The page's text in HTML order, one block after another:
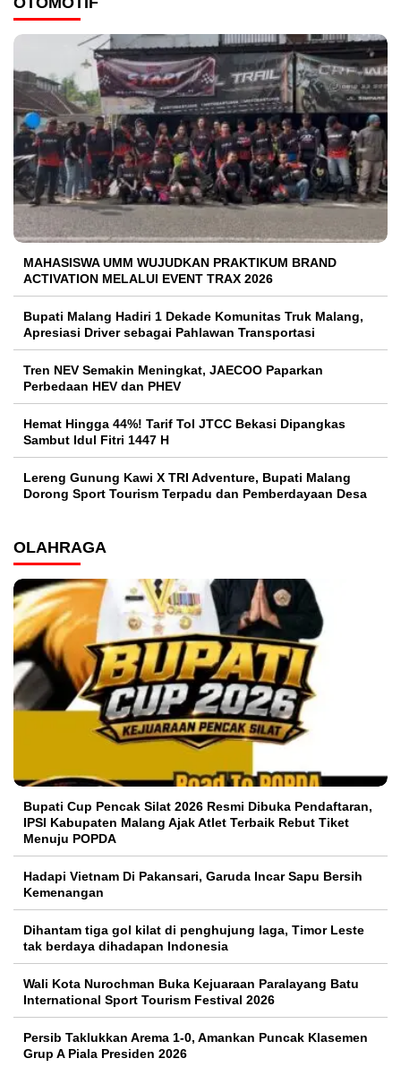
MAHASISWA UMM WUJUDKAN PRAKTIKUM BRAND
ACTIVATION MELALUI EVENT TRAX 2026
Bupati Malang Hadiri 1 Dekade Komunitas Truk Malang,
Apresiasi Driver sebagai Pahlawan Transportasi
Tren NEV Semakin Meningkat, JAECOO Paparkan
Perbedaan HEV dan PHEV
Hemat Hingga 44%! Tarif Tol JTCC Bekasi Dipangkas
Sambut Idul Fitri 1447 H
Lereng Gunung Kawi X TRI Adventure, Bupati Malang
Dorong Sport Tourism Terpadu dan Pemberdayaan Desa
OLAHRAGA
Bupati Cup Pencak Silat 2026 Resmi Dibuka Pendaftaran,
IPSI Kabupaten Malang Ajak Atlet Terbaik Rebut Tiket
Menuju POPDA
Hadapi Vietnam Di Pakansari, Garuda Incar Sapu Bersih
Kemenangan
Dihantam tiga gol kilat di penghujung laga, Timor Leste
tak berdaya dihadapan Indonesia
Wali Kota Nurochman Buka Kejuaraan Paralayang Batu
International Sport Tourism Festival 2026
Persib Taklukkan Arema 1-0, Amankan Puncak Klasemen
Grup A Piala Presiden 2026